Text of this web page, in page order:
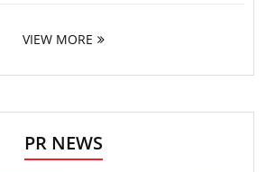
VIEW MORE
PR NEWS